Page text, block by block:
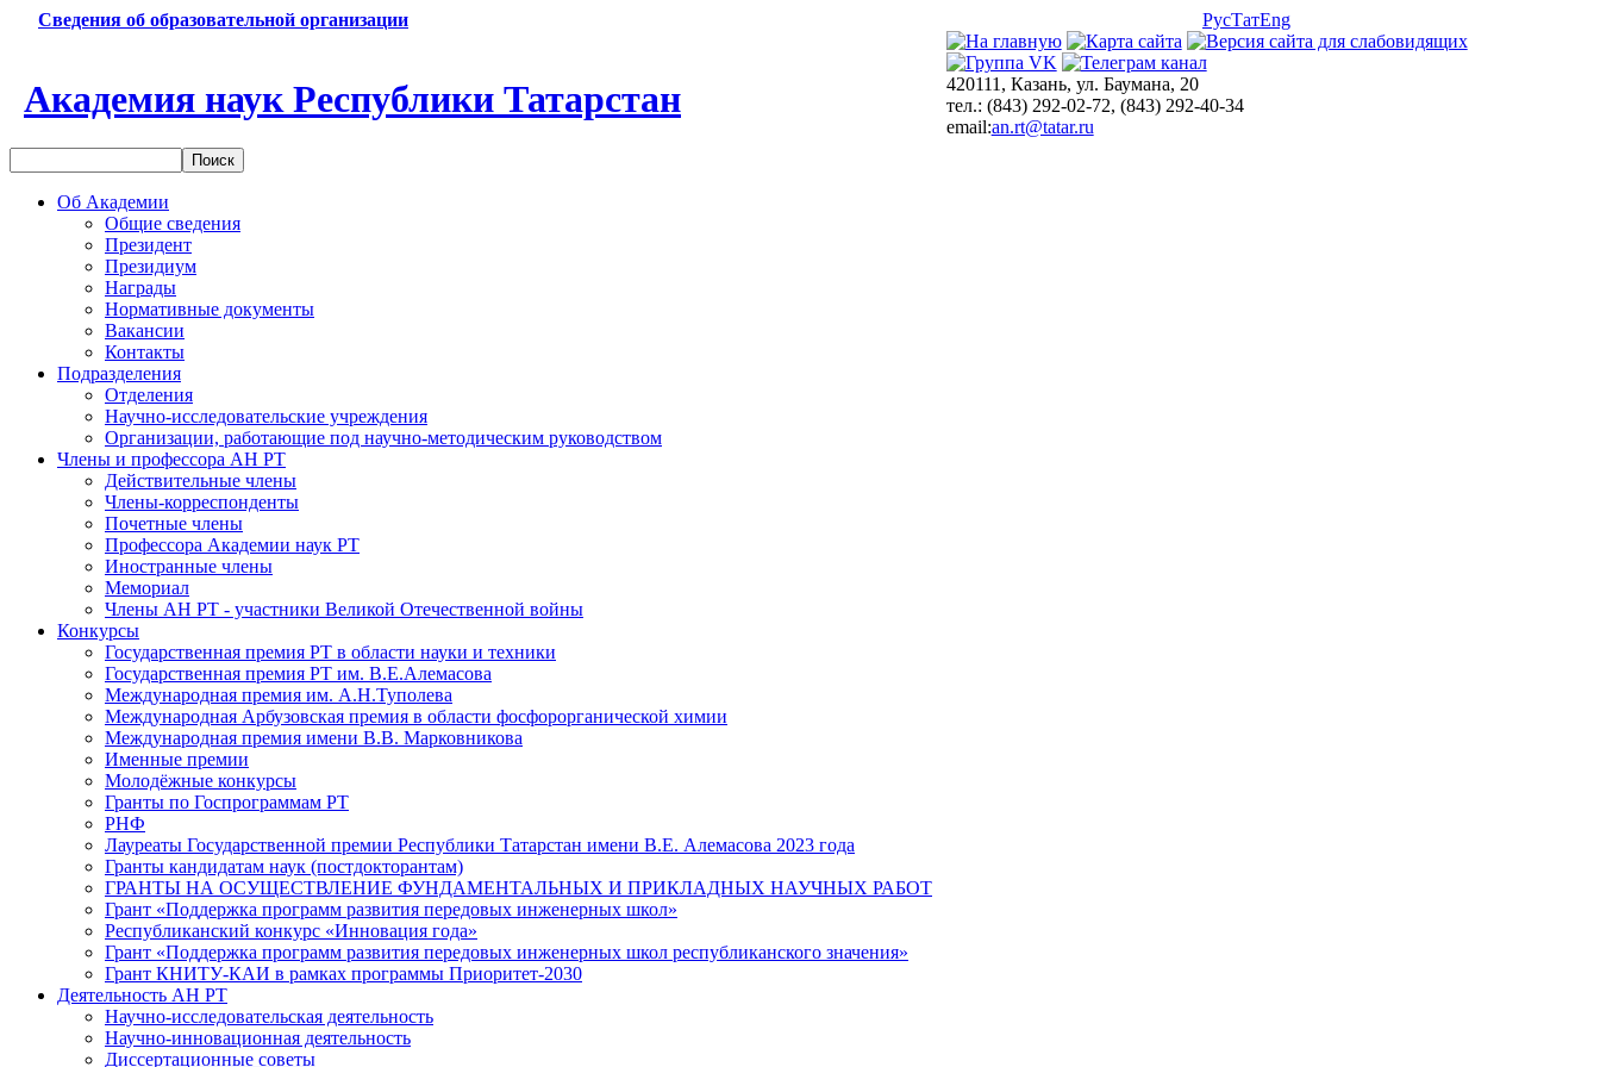
Сведения об образовательной организации РусТатEng
Академия наук Республики Татарстан
420111, Казань, ул. Баумана, 20
тел.: (843) 292-02-72, (843) 292-40-34
email:an.rt@tatar.ru
Об Академии
Общие сведения
Президент
Президиум
Награды
Нормативные документы
Вакансии
Контакты
Подразделения
Отделения
Научно-исследовательские учреждения
Организации, работающие под научно-методическим руководством
Члены и профессора АН РТ
Действительные члены
Члены-корреспонденты
Почетные члены
Профессора Академии наук РТ
Иностранные члены
Мемориал
Члены АН РТ - участники Великой Отечественной войны
Конкурсы
Государственная премия РТ в области науки и техники
Государственная премия РТ им. В.Е.Алемасова
Международная премия им. А.Н.Туполева
Международная Арбузовская премия в области фосфорорганической химии
Международная премия имени В.В. Марковникова
Именные премии
Молодёжные конкурсы
Гранты по Госпрограммам РТ
РНФ
Лауреаты Государственной премии Республики Татарстан имени В.Е. Алемасова 2023 года
Гранты кандидатам наук (постдокторантам)
ГРАНТЫ НА ОСУЩЕСТВЛЕНИЕ ФУНДАМЕНТАЛЬНЫХ И ПРИКЛАДНЫХ НАУЧНЫХ РАБОТ
Грант «Поддержка программ развития передовых инженерных школ»
Республиканский конкурс «Инновация года»
Грант «Поддержка программ развития передовых инженерных школ республиканского значения»
Грант КНИТУ-КАИ в рамках программы Приоритет-2030
Деятельность АН РТ
Научно-исследовательская деятельность
Научно-инновационная деятельность
Диссертационные советы